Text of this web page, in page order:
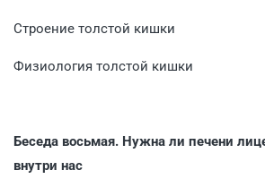
Строение толстой кишки
Физиология толстой кишки
Беседа восьмая. Нужна ли печени
внутри нас